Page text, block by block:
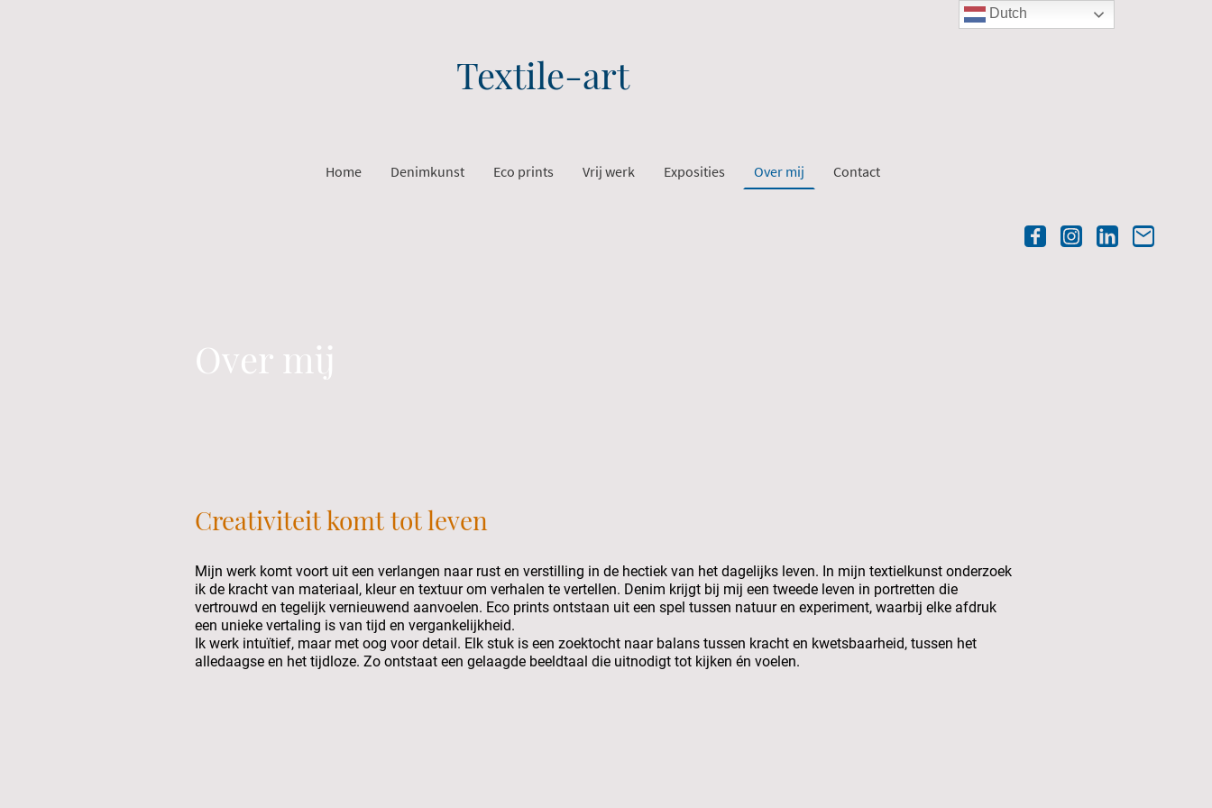
Textile-art
Home Denimkunst Eco prints Vrij werk Exposities Over mij Contact
Over mij
Creativiteit komt tot leven
Mijn werk komt voort uit een verlangen naar rust en verstilling in de hectiek van het dagelijks leven. In mijn textielkunst onderzoek
ik de kracht van materiaal, kleur en textuur om verhalen te vertellen. Denim krijgt bij mij een tweede leven in portretten die
vertrouwd en tegelijk vernieuwend aanvoelen. Eco prints ontstaan uit een spel tussen natuur en experiment, waarbij elke afdruk
een unieke vertaling is van tijd en vergankelijkheid.
Ik werk intuïtief, maar met oog voor detail. Elk stuk is een zoektocht naar balans tussen kracht en kwetsbaarheid, tussen het
alledaagse en het tijdloze. Zo ontstaat een gelaagde beeldtaal die uitnodigt tot kijken én voelen.
Dutch